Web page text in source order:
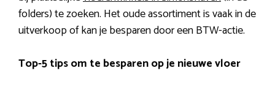
folders) te zoeken. Het oude assortiment is vaak in de
uitverkoop of kan je besparen door een BTW-actie.
Top-5 tips om te besparen op je nieuwe vloer